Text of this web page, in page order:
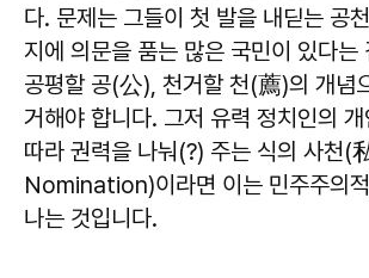
다. 문제는 그들이 첫 발을 내딛는 공
지에 의문을 품는 많은 국민이 있다는
공평할 공(公), 천거할 천(薦)의 개념
거해야 합니다. 그저 유력 정치인의 개
따라 권력을 나눠(?) 주는 식의 사천
Nomination)이라면 이는 민주주의
나는 것입니다.